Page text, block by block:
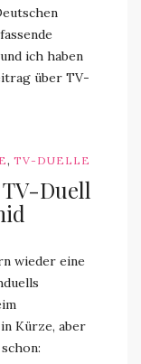
ich haben
über TV-
, TV-DUELLE
Duell
wieder eine
Kürze, aber